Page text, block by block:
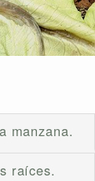
manzana.
raíces.